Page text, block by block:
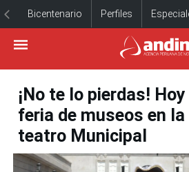
Bicentenario Perfiles
¡No te lo pierdas!
feria de museos en la
teatro Municipal